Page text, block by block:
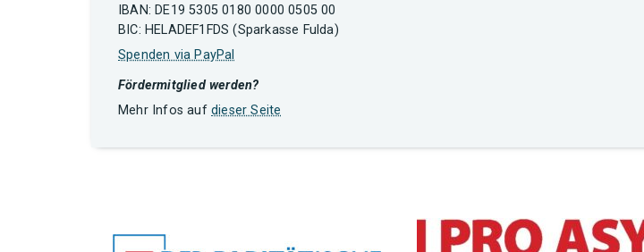
IBAN: DE19 5305 0180 0000 0505 00
BIC: HELADEF1FDS (Sparkasse Fulda)
Spenden via PayPal
Fördermitglied werden?
Mehr Infos auf dieser Seite